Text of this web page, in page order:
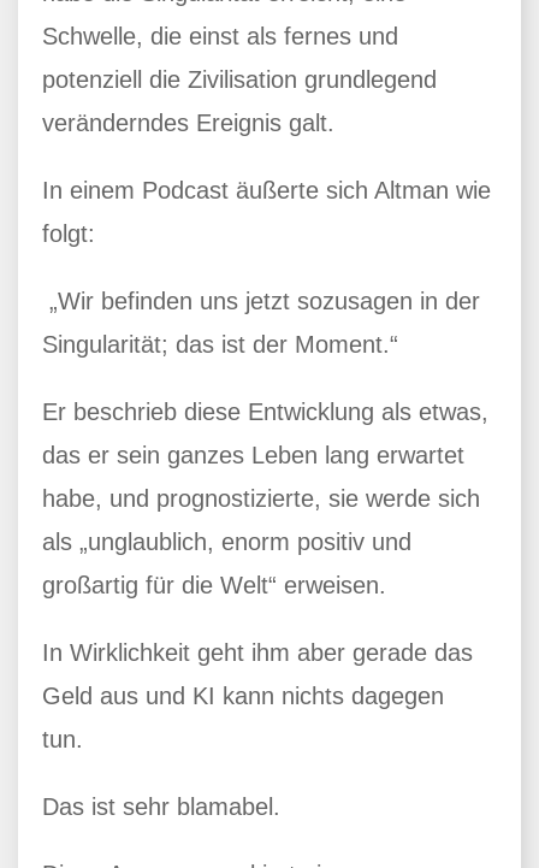
Schwelle, die einst als fernes und
potenziell die Zivilisation grundlegend
veränderndes Ereignis galt.
In einem Podcast äußerte sich Altman wie
folgt:
„Wir befinden uns jetzt sozusagen in der
Singularität; das ist der Moment.“
Er beschrieb diese Entwicklung als etwas,
das er sein ganzes Leben lang erwartet
habe, und prognostizierte, sie werde sich
als „unglaublich, enorm positiv und
großartig für die Welt“ erweisen.
In Wirklichkeit geht ihm aber gerade das
Geld aus und KI kann nichts dagegen
tun.
Das ist sehr blamabel.